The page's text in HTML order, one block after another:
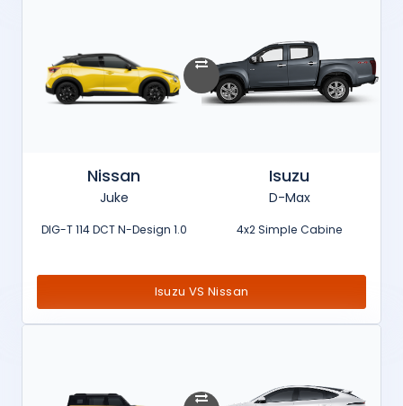
Isuzu
D-Max
4x2 Simple Cabine
Nissan
Juke
1.0 DIG-T 114 DCT N-Design
Isuzu VS Nissan